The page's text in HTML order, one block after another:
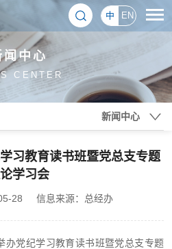
中 EN
闻中心
CENTER
新闻中心
习教育读书班暨党总支专题
学习会
28 信息来源：总经办
办党纪学习教育读书班暨党总支专题